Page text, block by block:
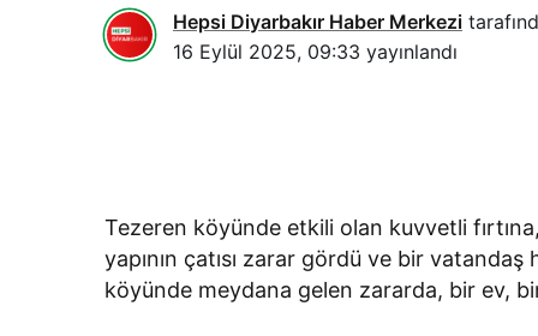
Hepsi Diyarbakır Haber Merkezi
16 Eylül 2025, 09:33 yayınlandı
Tezeren köyünde etkili olan kuvvetli
yapının çatısı zarar gördü ve bir
köyünde meydana gelen zararda, bir ev,